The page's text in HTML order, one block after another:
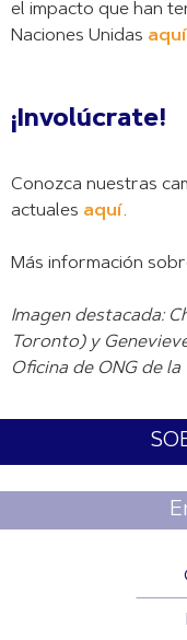
el impacto que han
Naciones Unidas aquí
¡Involúcrate!
Conozca nuestras
actuales aquí.
Más información
Imagen destacada:
Toronto) y
Oficina de ONG de la